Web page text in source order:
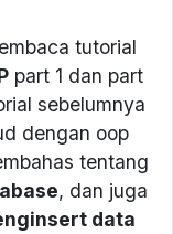
tutorial
part 1 dan part
sebelumnya
dengan oop
tentang
, dan juga
data